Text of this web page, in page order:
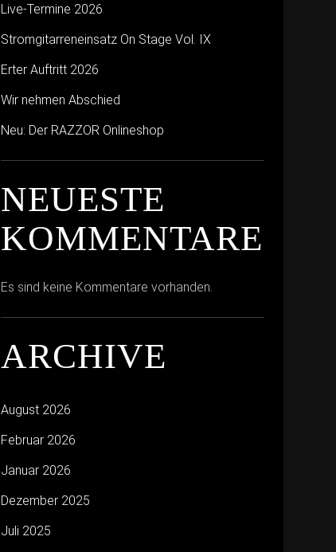
Live-Termine 2026
Stromgitarreneinsatz On Stage Vol. IX
Erter Auftritt 2026
Wir nehmen Abschied
Neu: Der RAZZOR Onlineshop
NEUESTE
KOMMENTARE
Es sind keine Kommentare vorhanden.
ARCHIVE
August 2026
Februar 2026
Januar 2026
Dezember 2025
Juli 2025